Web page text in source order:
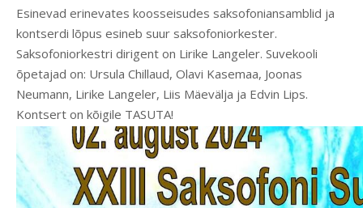
Esinevad erinevates koosseisudes saksofoniansamblid ja
kontserdi lõpus esineb suur saksofoniorkester.
Saksofoniorkestri dirigent on Lirike Langeler. Suvekooli
õpetajad on: Ursula Chillaud, Olavi Kasemaa, Joonas
Neumann, Lirike Langeler, Liis Mäevälja ja Edvin Lips.
Kontsert on kõigile TASUTA!